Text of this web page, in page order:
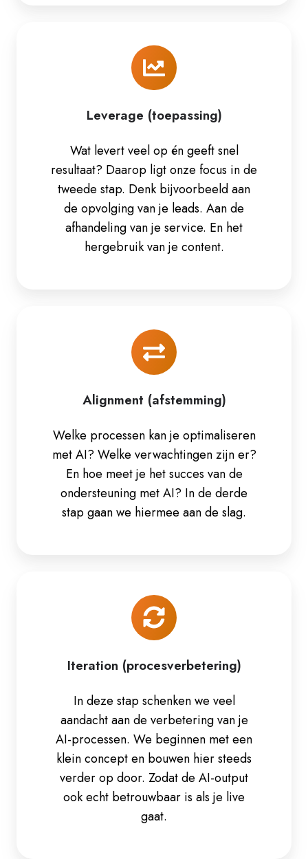
Leverage (toepassing)
Wat levert veel op én geeft snel
resultaat? Daarop ligt onze focus in de
tweede stap. Denk bijvoorbeeld aan
de opvolging van je leads. Aan de
afhandeling van je service. En het
hergebruik van je content.
(toepassing)
Alignment (afstemming)
Welke processen kan je optimaliseren
met AI? Welke verwachtingen zijn er?
En hoe meet je het succes van de
ondersteuning met AI? In de derde
stap gaan we hiermee aan de slag.
(afstemming)
Iteration (procesverbetering)
In deze stap schenken we veel
aandacht aan de verbetering van je
AI-processen. We beginnen met een
klein concept en bouwen hier steeds
verder op door. Zodat de AI-output
ook echt betrouwbaar is als je live
gaat.
(procesverbetering)